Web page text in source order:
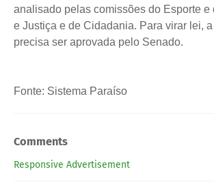
analisado pelas comissões do Esporte e
e Justiça e de Cidadania. Para virar lei,
precisa ser aprovada pelo Senado.
Fonte: Sistema Paraíso
Comments
Responsive Advertisement